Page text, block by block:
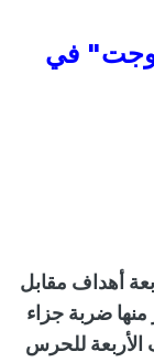
في
أهداف مقابل
ضربة جزاء
للحرس